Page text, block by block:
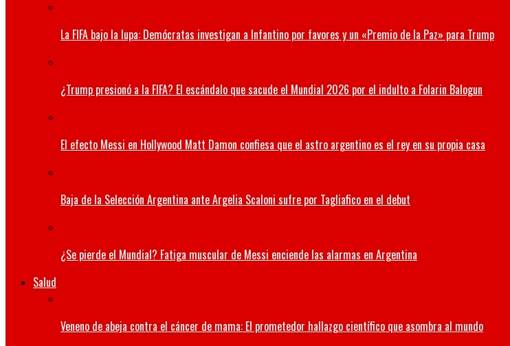
La FIFA bajo la lupa: Demócratas investigan a Infantino por favores y un «Premio de la Paz» para Trump
¿Trump presionó a la FIFA? El escándalo que sacude el Mundial 2026 por el indulto a Folarin Balogun
El efecto Messi en Hollywood Matt Damon confiesa que el astro argentino es el rey en su propia casa
Baja de la Selección Argentina ante Argelia Scaloni sufre por Tagliafico en el debut
¿Se pierde el Mundial? Fatiga muscular de Messi enciende las alarmas en Argentina
Salud
Veneno de abeja contra el cáncer de mama: El prometedor hallazgo científico que asombra al mundo